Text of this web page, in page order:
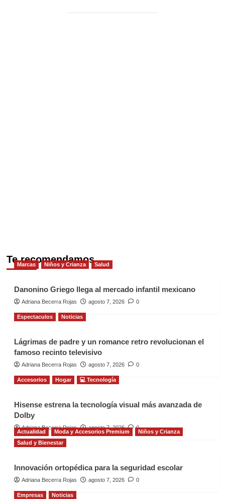
Te recomendamos
Marcas Niños y Crianza Salud
Danonino Griego llega al mercado infantil mexicano
Adriana Becerra Rojas agosto 7, 2026 0
Espectaculos Noticias
Lágrimas de padre y un romance retro revolucionan el
famoso recinto televisivo
Adriana Becerra Rojas agosto 7, 2026 0
Accesorios Hogar 💻 Tecnología
Hisense estrena la tecnología visual más avanzada de
Dolby
Adriana Becerra Rojas agosto 7, 2026 0
Actualidad Moda y Accesorios Premium
Niños y Crianza
Salud y Bienestar
Innovación ortopédica para la seguridad escolar
Adriana Becerra Rojas agosto 7, 2026 0
Empresas Noticias